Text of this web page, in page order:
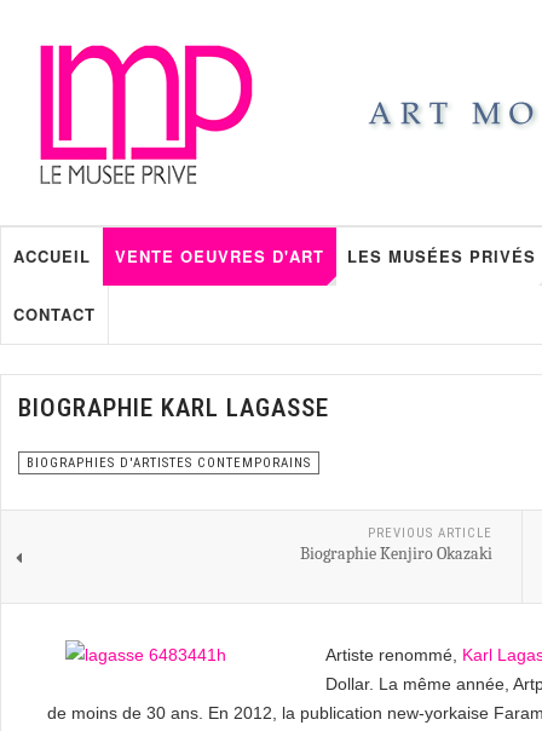
ACCUEIL VENTE OEUVRES D'ART LES MUSÉES PRIVÉS
CONTACT
BIOGRAPHIE KARL LAGASSE
BIOGRAPHIES D'ARTISTES CONTEMPORAINS
PREVIOUS ARTICLE
Biographie Kenjiro Okazaki
Artiste renommé, Karl
Dollar. La même année,
de moins de 30 ans. En 2012, la publication new-yorkaise